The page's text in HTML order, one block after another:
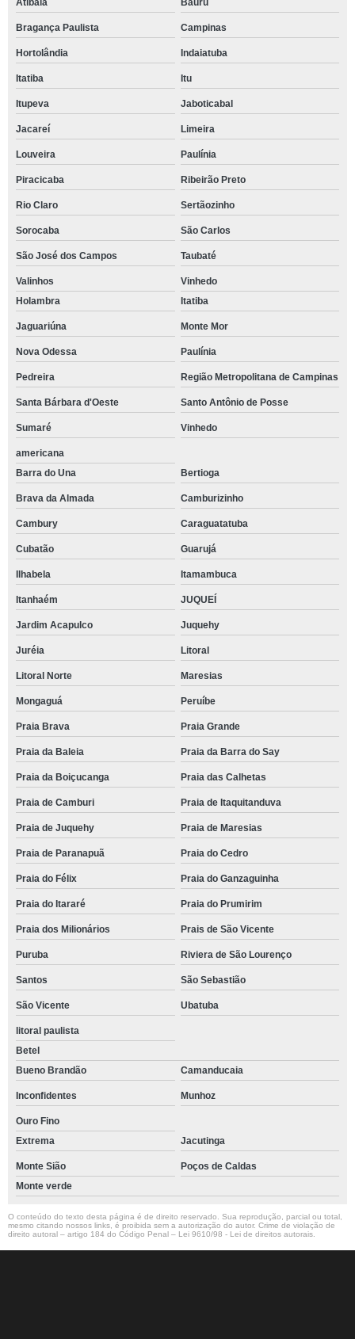
Atibaia Bauru
Bragança Paulista Campinas
Hortolândia Indaiatuba
Itatiba Itu
Itupeva Jaboticabal
Jacareí Limeira
Louveira Paulínia
Piracicaba Ribeirão Preto
Rio Claro Sertãozinho
Sorocaba São Carlos
São José dos Campos Taubaté
Valinhos
Vinhedo
Holambra
Itatiba
Jaguariúna Monte Mor
Nova Odessa Paulínia
Pedreira Região Metropolitana de Campinas
Santa Bárbara d'Oeste Santo Antônio de Posse
Sumaré Vinhedo
americana
Barra do Una
Bertioga
Brava da Almada Camburizinho
Cambury Caraguatatuba
Cubatão Guarujá
Ilhabela Itamambuca
Itanhaém JUQUEÍ
Jardim Acapulco Juquehy
Juréia Litoral
Litoral Norte Maresias
Mongaguá Peruíbe
Praia Brava Praia Grande
Praia da Baleia Praia da Barra do Say
Praia da Boiçucanga Praia das Calhetas
Praia de Camburi Praia de Itaquitanduva
Praia de Juquehy Praia de Maresias
Praia de Paranapuã Praia do Cedro
Praia do Félix Praia do Ganzaguinha
Praia do Itararé Praia do Prumirim
Praia dos Milionários Prais de São Vicente
Puruba Riviera de São Lourenço
Santos São Sebastião
São Vicente Ubatuba
litoral paulista
Betel
Bueno Brandão
Camanducaia
Inconfidentes Munhoz
Ouro Fino
Extrema
Jacutinga
Monte Sião
Poços de Caldas
Monte verde
O conteúdo do texto desta página é de direito reservado. Sua reprodução, parcial ou total,
mesmo citando nossos links, é proibida sem a autorização do autor. Crime de violação de
direito autoral – artigo 184 do Código Penal – Lei 9610/98 - Lei de direitos autorais